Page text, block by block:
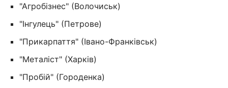
"Агробізнес" (Волочиськ)
"Інгулець" (Петрове)
"Прикарпаття" (Івано-Франківськ)
"Металіст" (Харків)
"Пробій" (Городенка)